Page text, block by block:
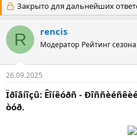
т
о
р
т
е
м
т
а
а
ч
а
Закрыто для дальнейших
R rencis
Модератор Рейтинг
26.09.2025
Ïðîãíîçû: Êîíêóðñ -
òóð.